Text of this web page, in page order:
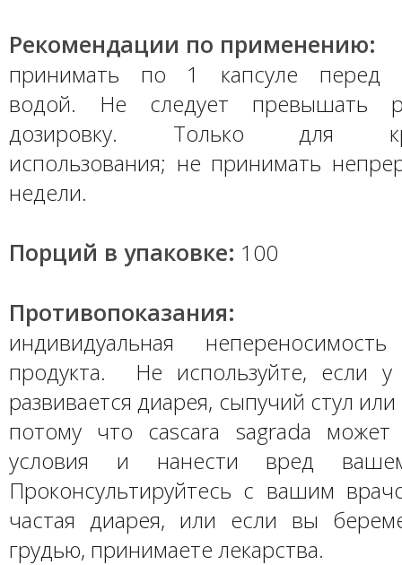
Рекомендации по применению:
принимать по 1 капсуле перед
водой. Не следует превышать
дозировку. Только для
использования; не принимать
недели.
Порций в упаковке: 100
Противопоказания:
индивидуальная
продукта. Не используйте, если
развивается диарея, сыпучий стул
потому что cascara sagrada может
условия и нанести вред
Проконсультируйтесь с вашим
частая диарея, или если вы
грудью, принимаете лекарства.